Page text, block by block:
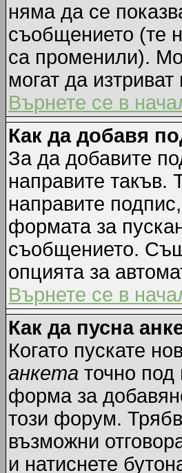
няма да се
съобщението (те
са променили).
могат да
Върнете се в
Как да добавя
За да добавите
направите
направите
формата за
съобщението.
опцията за
Върнете се в
Как да пусна
Когато пускате
анкета точно
форма за
този форум.
възможни
и натиснете